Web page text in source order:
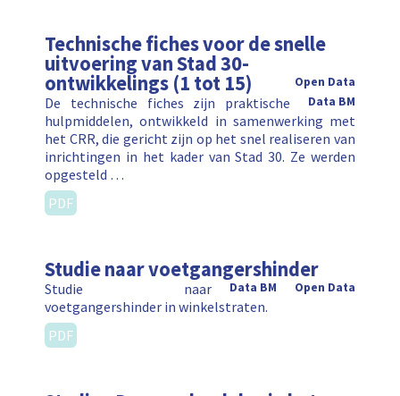
Technische fiches voor de snelle
uitvoering van Stad 30-
ontwikkelings (1 tot 15)
Open Data
Data BM
De technische fiches zijn praktische
hulpmiddelen, ontwikkeld in samenwerking met
het CRR, die gericht zijn op het snel realiseren van
inrichtingen in het kader van Stad 30. Ze werden
opgesteld …
PDF
Studie naar voetgangershinder
Open Data
Data BM
Studie naar
voetgangershinder in winkelstraten.
PDF